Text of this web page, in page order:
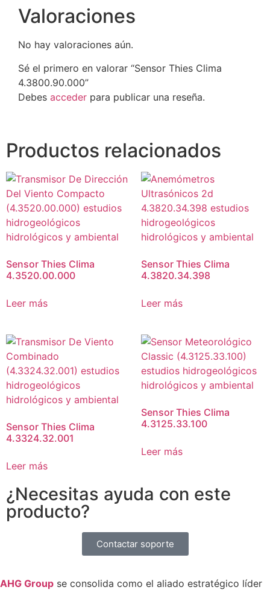
Valoraciones
No hay valoraciones aún.
Sé el primero en valorar “Sensor Thies Clima
4.3800.90.000”
Debes acceder para publicar una reseña.
Productos relacionados
Sensor Thies Clima
4.3520.00.000
Leer más
Sensor Thies Clima
4.3820.34.398
Leer más
Sensor Thies Clima
4.3324.32.001
Leer más
Sensor Thies Clima
4.3125.33.100
Leer más
¿Necesitas ayuda con este
producto?
Contactar soporte
AHG Group se consolida como el aliado estratégico líder